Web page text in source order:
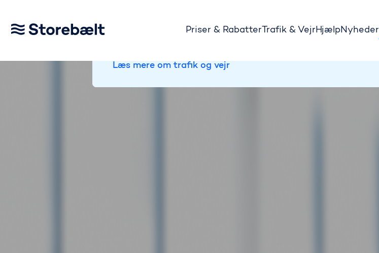
Priser & Rabatter Trafik & Vejr Hjælp Nyheder
TRAFIKSTATUS:
Læs mere om trafik og vejr